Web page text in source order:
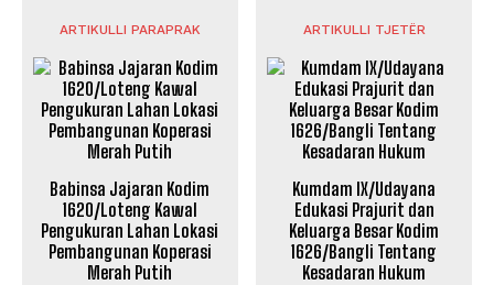
ARTIKULLI PARAPRAK
Babinsa Jajaran Kodim
1620/Loteng Kawal
Pengukuran Lahan Lokasi
Pembangunan Koperasi
Merah Putih
ARTIKULLI TJETËR
Kumdam IX/Udayana
Edukasi Prajurit dan
Keluarga Besar Kodim
1626/Bangli Tentang
Kesadaran Hukum